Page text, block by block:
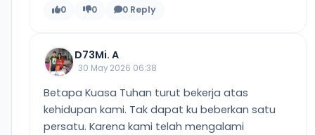
0 0 0 Reply
D73Mi. A
30 May 2026 06:38
Betapa Kuasa Tuhan turut bekerja atas
kehidupan kami. Tak dapat ku beberkan satu
persatu. Karena kami telah mengalami